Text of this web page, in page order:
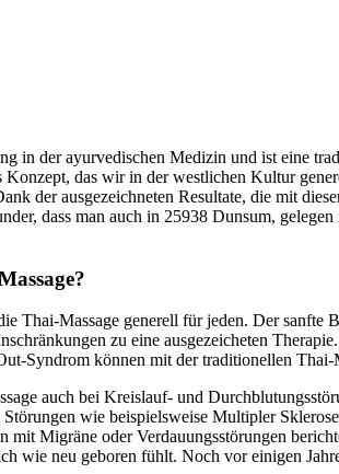
in der ayurvedischen Medizin und ist eine
Konzept, das wir in der westlichen Kultur
der ausgezeichneten Resultate, die mit
dass man auch in 25938 Dunsum,
Thai-Massage generell für jeden. Der sanfte
zu eine ausgezeicheten
Syndrom können mit der traditionellen Thai-
auch bei Kreislauf- und
wie beispielsweise Multipler
Migräne oder Verdauungsstörungen
wie neu geboren fühlt. Noch vor einigen